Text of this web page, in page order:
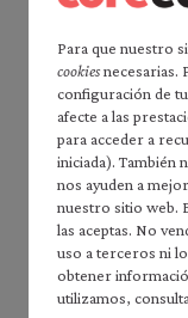
Para que nuestro
cookiesnecesarias.
configuración de
afecte a las
para acceder a
iniciada). También
nos ayuden a
nuestro sitio web.
las aceptas. No
uso a terceros ni
obtener
utilizamos,
En la página de
puedes
Ackerman,
the Stern
Akerlof, George,
Página principal deLa
La economía2.0:
Macroeconomía
Índice de contenidos —
*Microeconomía*
Nota para docentes
Cómo citar *La